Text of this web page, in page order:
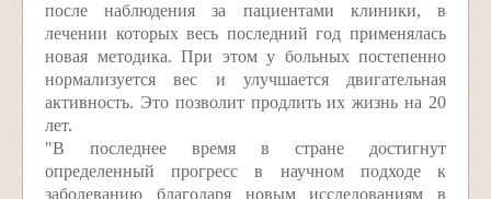
после наблюдения за пациентами клиники, в
лечении которых весь последний год применялась
новая методика. При этом у больных постепенно
нормализуется вес и улучшается двигательная
активность. Это позволит продлить их жизнь на 20
лет.
"В последнее время в стране достигнут
определенный прогресс в научном подходе к
заболеванию благодаря новым исследованиям в